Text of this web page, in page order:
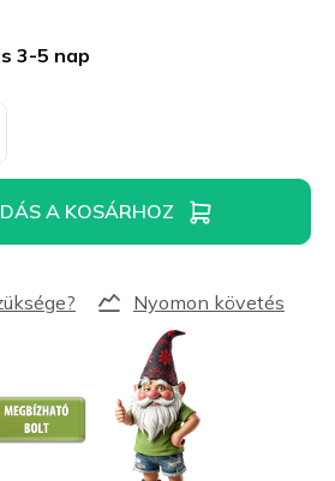
3-5 nap
A KOSÁRHOZ
Nyomon követés